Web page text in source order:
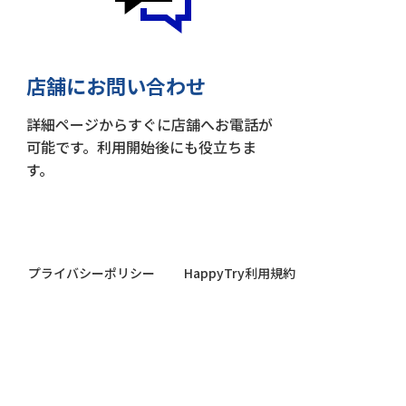
店舗にお問い合わせ
詳細ページからすぐに店舗へお電話が
可能です。利用開始後にも役立ちま
す。
プライバシーポリシー HappyTry利用規約